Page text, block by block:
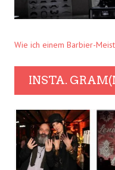
Wie ich einem Barbier-
INSTA.